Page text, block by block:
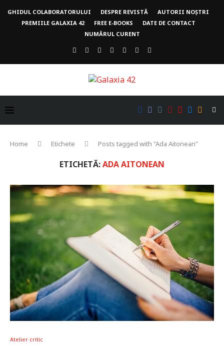
GHIDUL COLABORATORULUI DESPRE REVISTĂ
AUTORII NOȘTRI
PREMIILE GALAXIA 42
FREE E-BOOKS
DATE DE CONTACT
NUMĂRUL CURENT
Home Etichete Posts tagged with "Ada Aitonean"
ETICHETĂ:ADA AITONEAN
Atelier critic